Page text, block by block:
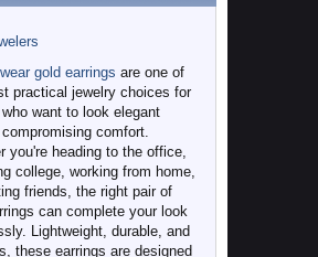
gold earrings are one of
practical jewelry choices for
want to look elegant
comfort.
you're heading to the office,
college, working from home,
friends, the right pair of
can complete your look
Lightweight, durable, and
these earrings are designed